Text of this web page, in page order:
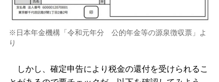
※日本年金機構「令和元年分 公的年金等の源泉徴収票」よ
り
しかし、確定申告により税金の還付を受けられるこ